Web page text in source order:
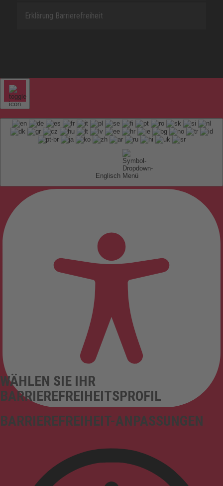
Erklärung Barrierefreiheit
Englisch
BARRIEREFREIHEIT-ANPASSUNGEN
WÄHLEN SIE IHR
BARRIEREFREIHEITSPROFIL